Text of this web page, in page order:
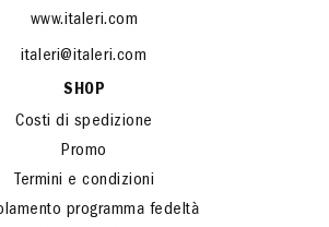
Fax: +39 051 726459
www.italeri.com
italeri@italeri.com
SHOP
Costi di spedizione
Promo
Termini e condizioni